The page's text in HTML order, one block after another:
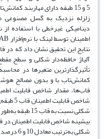
زلزله نزدیک به گسل مصنوعی
نتایج این تحقیق نشان داد که
آلیاژ حافظه‌دار شکلی و سطح
تأثیرگذارترین متغیرها در
کمانش‌تاب با و بدون مصالح
قاب‌ها، مقدار شاخص قابلیت
شاخص
شکلی به‌ترتیب معادل 10 و 6 درصد افزایش یافته است.